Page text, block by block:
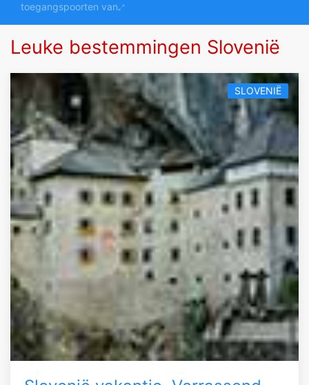
toegangspoorten van
Leuke bestemmingen Slovenië
SLOVENIË